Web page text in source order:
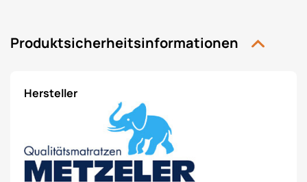
Produktsicherheitsinformationen
Hersteller